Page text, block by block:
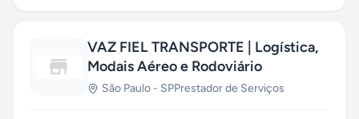
VAZ FIEL TRANSPORTE | Logística,
Modais Aéreo e Rodoviário
São Paulo - SPPrestador de Serviços